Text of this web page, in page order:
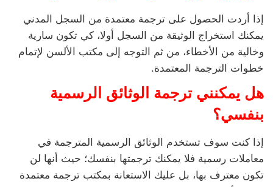
إذا أردت الحصول على ترجمة معتمدة من السجل المدني
يمكنك استخراج الوثيقة من السجل أولا، كي تكون سارية
وخالية من الأخطاء، من ثم التوجه إلى مكتب الألسن لإتمام
خطوات الترجمة المعتمدة.
هل يمكنني ترجمة الوثائق الرسمية
بنفسي؟
إذا كنت سوف تستخدم الوثائق الرسمية المترجمة في
معاملات رسمية فلا يمكنك ترجمتها بنفسك؛ حيث أنها لن
تكون معترف بها، بل عليك الاستعانة بمكتب ترجمة معتمدة